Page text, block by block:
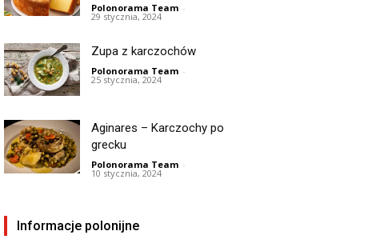
Polonorama Team -
29 stycznia, 2024
Zupa z karczochów
Polonorama Team -
25 stycznia, 2024
Aginares – Karczochy po
grecku
Polonorama Team -
10 stycznia, 2024
Informacje polonijne